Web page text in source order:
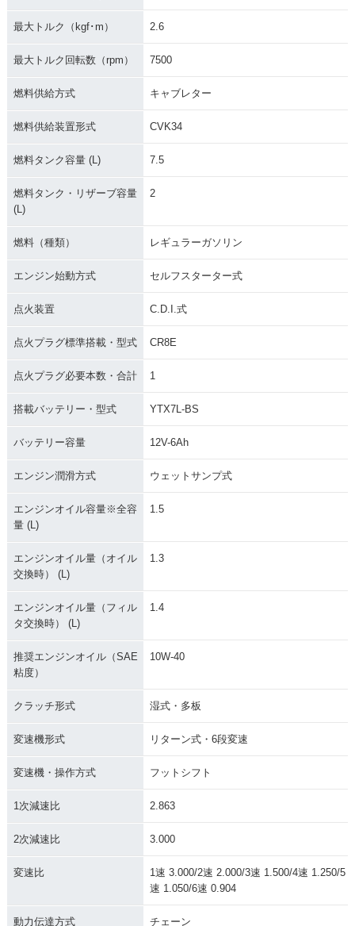
最大トルク（kgf･m） 2.6
最大トルク回転数（rpm） 7500
燃料供給方式 キャブレター
燃料供給装置形式 CVK34
燃料タンク容量 (L) 7.5
燃料タンク・リザーブ容量
(L)
2
燃料（種類） レギュラーガソリン
エンジン始動方式 セルフスターター式
点火装置 C.D.I.式
点火プラグ標準搭載・型式 CR8E
点火プラグ必要本数・合計 1
搭載バッテリー・型式 YTX7L-BS
バッテリー容量 12V-6Ah
エンジン潤滑方式 ウェットサンプ式
エンジンオイル容量※全容
量 (L)
1.5
エンジンオイル量（オイル
交換時） (L)
1.3
エンジンオイル量（フィル
タ交換時） (L)
1.4
推奨エンジンオイル（SAE
粘度）
10W-40
クラッチ形式 湿式・多板
変速機形式 リターン式・6段変速
変速機・操作方式 フットシフト
1次減速比 2.863
2次減速比 3.000
変速比
1速 3.000/2速 2.000/3速 1.500/4速 1.250/5
速 1.050/6速 0.904
動力伝達方式 チェーン